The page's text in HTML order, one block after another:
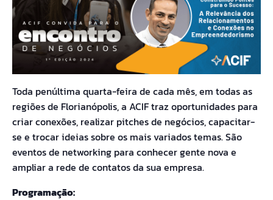
Toda penúltima quarta-feira de cada mês, em todas as
regiões de Florianópolis, a ACIF traz oportunidades para
criar conexões, realizar pitches de negócios, capacitar-
se e trocar ideias sobre os mais variados temas. São
eventos de networking para conhecer gente nova e
ampliar a rede de contatos da sua empresa.
Programação: